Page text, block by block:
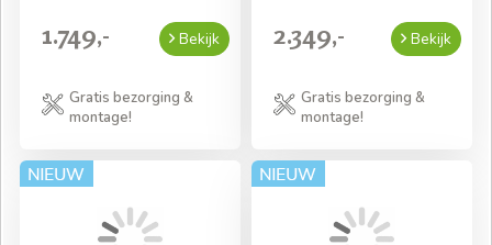
1.749,- Bekijk
Gratis bezorging &
montage!
2.349,- Bekijk
Gratis bezorging &
montage!